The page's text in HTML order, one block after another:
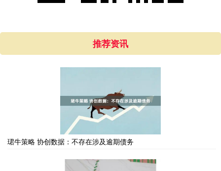
推荐资讯
珺牛策略 协创数据：不存在涉及逾期债务